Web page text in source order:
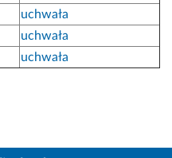
uchwała
uchwała
uchwała